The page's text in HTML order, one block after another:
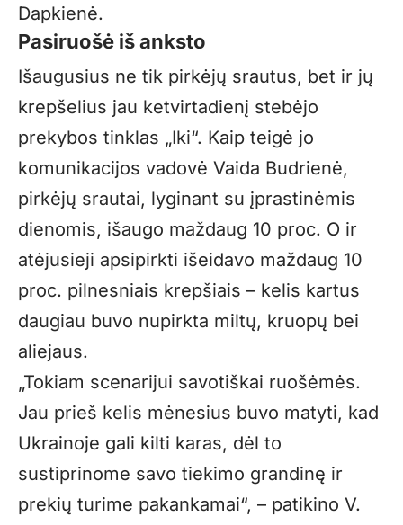
Dapkienė.
Pasiruošė iš anksto
Išaugusius ne tik pirkėjų srautus, bet ir jų
krepšelius jau ketvirtadienį stebėjo
prekybos tinklas „Iki“. Kaip teigė jo
komunikacijos vadovė Vaida Budrienė,
pirkėjų srautai, lyginant su įprastinėmis
dienomis, išaugo maždaug 10 proc. O ir
atėjusieji apsipirkti išeidavo maždaug 10
proc. pilnesniais krepšiais – kelis kartus
daugiau buvo nupirkta miltų, kruopų bei
aliejaus.
„Tokiam scenarijui savotiškai ruošėmės.
Jau prieš kelis mėnesius buvo matyti, kad
Ukrainoje gali kilti karas, dėl to
sustiprinome savo tiekimo grandinę ir
prekių turime pakankamai“, – patikino V.